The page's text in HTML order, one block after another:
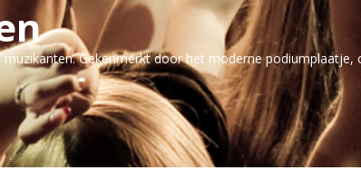
Gekenmerkt door het moderne podiumplaatje,